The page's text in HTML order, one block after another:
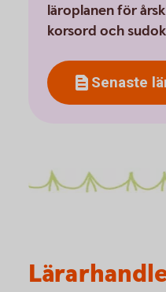
läroplanen för
korsord och
Senaste